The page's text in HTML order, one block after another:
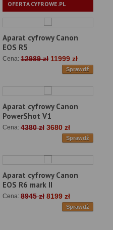
OFERTA CYFROWE.PL
Aparat cyfrowy Canon
EOS R5
Cena: 12989 zł 11999 zł
Sprawdź
Aparat cyfrowy Canon
PowerShot V1
Cena: 4380 zł 3680 zł
Sprawdź
Aparat cyfrowy Canon
EOS R6 mark II
Cena: 8945 zł 8199 zł
Sprawdź